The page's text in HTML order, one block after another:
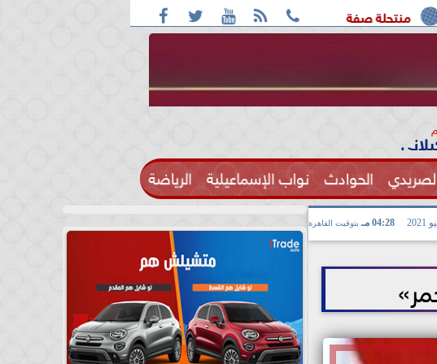
    
تعترف: واقعة التحرش مزعومة بسبب خلافات على الأجرة
الحوادث نواب الإسماعيلية الرياضة
04:28 مـ بتوقيت القاهرة